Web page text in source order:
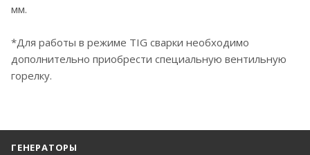
мм.
*Для работы в режиме TIG сварки необходимо
дополнительно приобрести специальную вентильную
горелку.
ГЕНЕРАТОРЫ